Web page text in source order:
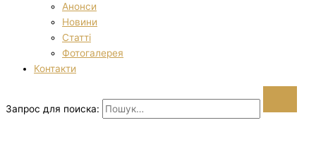
Анонси
Новини
Статті
Фотогалерея
Контакти
Запрос для поиска: